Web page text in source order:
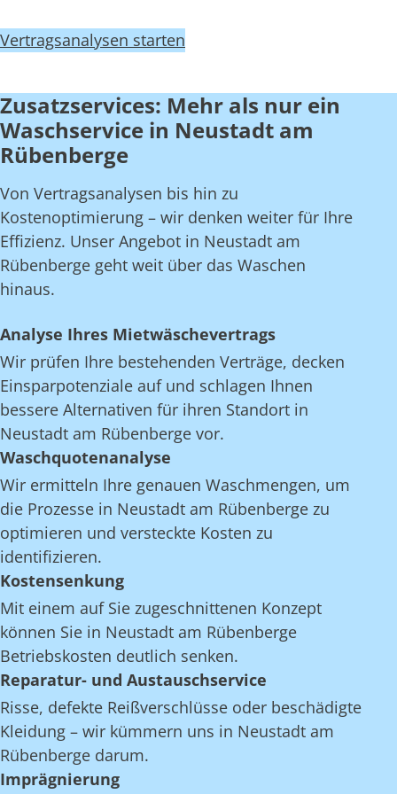
Vertragsanalysen starten
Zusatzservices: Mehr als nur ein
Waschservice in Neustadt am
Rübenberge
Von Vertragsanalysen bis hin zu
Kostenoptimierung – wir denken weiter für Ihre
Effizienz. Unser Angebot in Neustadt am
Rübenberge geht weit über das Waschen
hinaus.
Analyse Ihres Mietwäschevertrags
Wir prüfen Ihre bestehenden Verträge, decken
Einsparpotenziale auf und schlagen Ihnen
bessere Alternativen für ihren Standort in
Neustadt am Rübenberge vor.
Waschquotenanalyse
Wir ermitteln Ihre genauen Waschmengen, um
die Prozesse in Neustadt am Rübenberge zu
optimieren und versteckte Kosten zu
identifizieren.
Kostensenkung
Mit einem auf Sie zugeschnittenen Konzept
können Sie in Neustadt am Rübenberge
Betriebskosten deutlich senken.
Reparatur- und Austauschservice
Risse, defekte Reißverschlüsse oder beschädigte
Kleidung – wir kümmern uns in Neustadt am
Rübenberge darum.
Imprägnierung